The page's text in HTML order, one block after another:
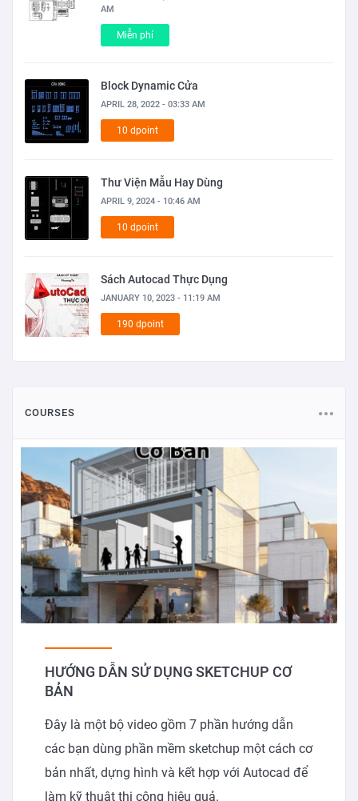
AM
Miễn phí
Block Dynamic Cửa
APRIL 28, 2022 - 03:33 AM
10 dpoint
Thư Viện Mẫu Hay Dùng
APRIL 9, 2024 - 10:46 AM
10 dpoint
Sách Autocad Thực Dụng
JANUARY 10, 2023 - 11:19 AM
190 dpoint
COURSES
HƯỚNG DẪN SỬ DỤNG SKETCHUP CƠ
BẢN
Đây là một bộ video gồm 7 phần hướng dẫn
các bạn dùng phần mềm sketchup một cách cơ
bản nhất, dựng hình và kết hợp với Autocad để
làm kỹ thuật thi công hiệu quả.